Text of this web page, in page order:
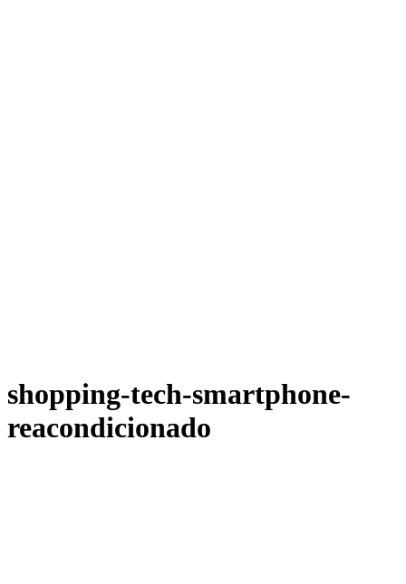
shopping-tech-smartphone-
reacondicionado